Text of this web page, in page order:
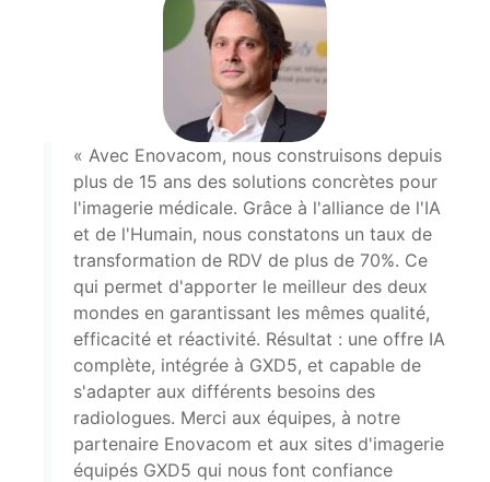
« Avec Enovacom, nous construisons depuis
plus de 15 ans des solutions concrètes pour
l'imagerie médicale. Grâce à l'alliance de l'IA
et de l'Humain, nous constatons un taux de
transformation de RDV de plus de 70%. Ce
qui permet d'apporter le meilleur des deux
mondes en garantissant les mêmes qualité,
efficacité et réactivité. Résultat : une offre IA
complète, intégrée à GXD5, et capable de
s'adapter aux différents besoins des
radiologues. Merci aux équipes, à notre
partenaire Enovacom et aux sites d'imagerie
équipés GXD5 qui nous font confiance